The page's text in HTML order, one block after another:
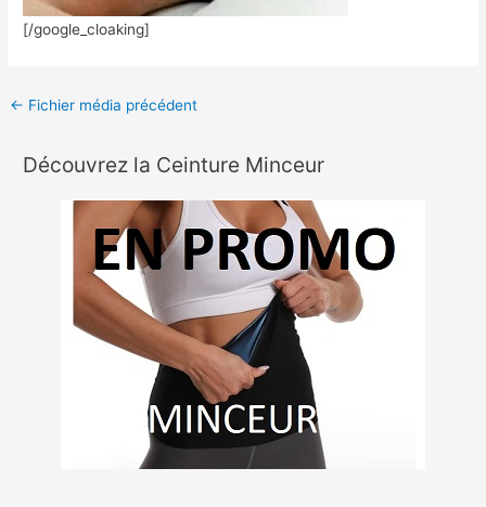
[/google_cloaking]
← Fichier média précédent
Découvrez la Ceinture Minceur